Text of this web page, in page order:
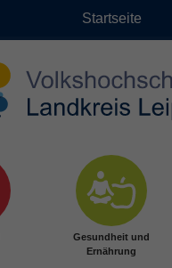
Startseite
Gesundheit und
Ernährung